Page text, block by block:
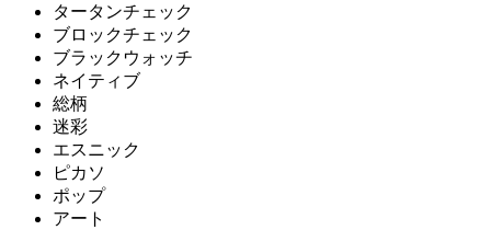
タータンチェック
ブロックチェック
ブラックウォッチ
ネイティブ
総柄
迷彩
エスニック
ピカソ
ポップ
アート